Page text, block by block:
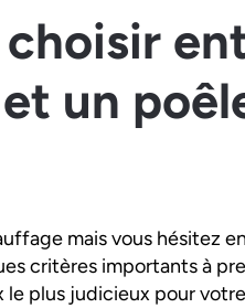
un
mais vous hésitez
critères importants à
le plus judicieux pour